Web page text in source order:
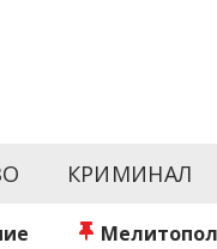
Каждый
Запорожья.
и области.
КРИМИНАЛ